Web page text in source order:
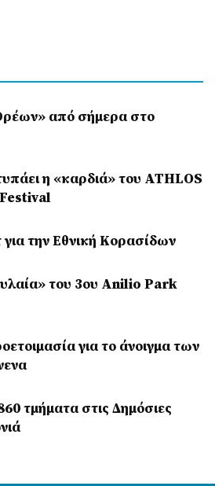
από σήμερα στο
η «καρδιά» του ATHLOS
την Εθνική Κορασίδων
του 3ου Anilio Park
για το άνοιγμα των
τμήματα στις Δημόσιες